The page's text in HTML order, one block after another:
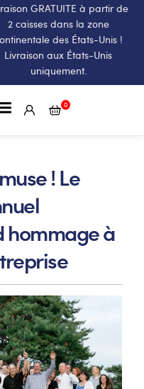
GRATUITE à partir de
2 caisses dans la zone
des États-Unis !
Livraison aux États-Unis
uniquement.
0
! Le
hommage à